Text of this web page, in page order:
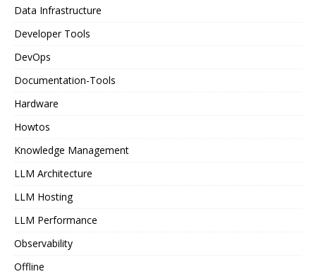
Data Infrastructure
Developer Tools
DevOps
Documentation-Tools
Hardware
Howtos
Knowledge Management
LLM Architecture
LLM Hosting
LLM Performance
Observability
Offline